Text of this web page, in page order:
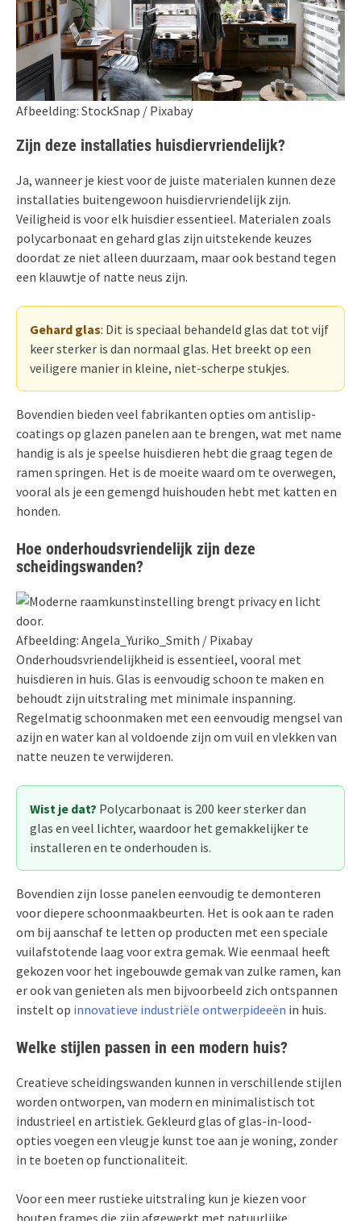
Afbeelding: StockSnap / Pixabay
Zijn deze installaties huisdiervriendelijk?
Ja, wanneer je kiest voor de juiste materialen kunnen deze
installaties buitengewoon huisdiervriendelijk zijn.
Veiligheid is voor elk huisdier essentieel. Materialen zoals
polycarbonaat en gehard glas zijn uitstekende keuzes
doordat ze niet alleen duurzaam, maar ook bestand tegen
een klauwtje of natte neus zijn.
Gehard glas: Dit is speciaal behandeld glas dat tot vijf
keer sterker is dan normaal glas. Het breekt op een
veiligere manier in kleine, niet-scherpe stukjes.
Bovendien bieden veel fabrikanten opties om antislip-
coatings op glazen panelen aan te brengen, wat met name
handig is als je speelse huisdieren hebt die graag tegen de
ramen springen. Het is de moeite waard om te overwegen,
vooral als je een gemengd huishouden hebt met katten en
honden.
Hoe onderhoudsvriendelijk zijn deze
scheidingswanden?
Afbeelding: Angela_Yuriko_Smith / Pixabay
Onderhoudsvriendelijkheid is essentieel, vooral met
huisdieren in huis. Glas is eenvoudig schoon te maken en
behoudt zijn uitstraling met minimale inspanning.
Regelmatig schoonmaken met een eenvoudig mengsel van
azijn en water kan al voldoende zijn om vuil en vlekken van
natte neuzen te verwijderen.
Wist je dat? Polycarbonaat is 200 keer sterker dan
glas en veel lichter, waardoor het gemakkelijker te
installeren en te onderhouden is.
Bovendien zijn losse panelen eenvoudig te demonteren
voor diepere schoonmaakbeurten. Het is ook aan te raden
om bij aanschaf te letten op producten met een speciale
vuilafstotende laag voor extra gemak. Wie eenmaal heeft
gekozen voor het ingebouwde gemak van zulke ramen, kan
er ook van genieten als men bijvoorbeeld zich ontspannen
instelt op innovatieve industriële ontwerpideeën in huis.
Welke stijlen passen in een modern huis?
Creatieve scheidingswanden kunnen in verschillende stijlen
worden ontworpen, van modern en minimalistisch tot
industrieel en artistiek. Gekleurd glas of glas-in-lood-
opties voegen een vleugje kunst toe aan je woning, zonder
in te boeten op functionaliteit.
Voor een meer rustieke uitstraling kun je kiezen voor
houten frames die zijn afgewerkt met natuurlijke,